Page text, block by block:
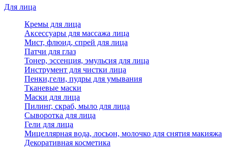
Для лица
Кремы для лица
Аксессуары для массажа лица
Мист, флюид, спрей для лица
Патчи для глаз
Тонер, эссенция, эмульсия для лица
Инструмент для чистки лица
Пенки,гели, пудры для умывания
Тканевые маски
Маски для лица
Пилинг, скраб, мыло для лица
Сыворотка для лица
Гели для лица
Мицеллярная вода, лосьон, молочко для снятия макияжа
Декоративная косметика